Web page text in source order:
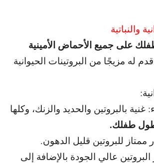
والنباتية
على جميع الأحماض الأمينية
له مزيجًا من البروتينات الحيوانية
غنية بالبروتين والحديد والزنك، وكلها
طفلك.
للبروتين قليل الدهون.
عالي الجودة بالإضافة إلى